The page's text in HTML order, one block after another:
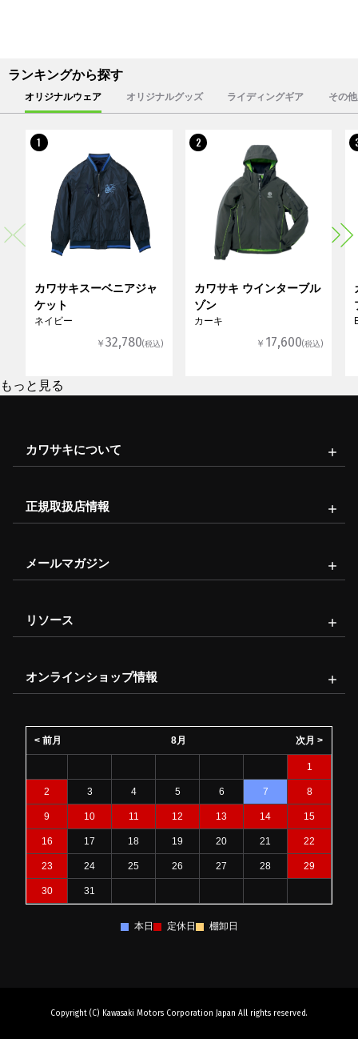
ランキングから探す
オリジナルウェア オリジナルグッズ ライディングギア その
1
カワサキスーベニアジャ
ケット
ネイビー
￥32,780(税込)
2
カワサキ ウインターブル
ゾン
カーキ
￥ 17,600(税込)
もっと見る
カワサキについて
正規取扱店情報
メールマガジン
リソース
オンラインショップ情報
8月
< 前月 次月 >
1
2 3 4 5 6 7 8
9 10 11 12 13 14 15
16 17 18 19 20 21 22
23 24 25 26 27 28 29
30 31
本日 定休日 棚卸日
Copyright (C) Kawasaki Motors Corporation Japan All rights reserved.